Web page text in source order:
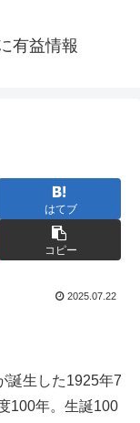
有益情報
はてブ
コピー
2025.07.22
生した1925年7
100年。生誕100